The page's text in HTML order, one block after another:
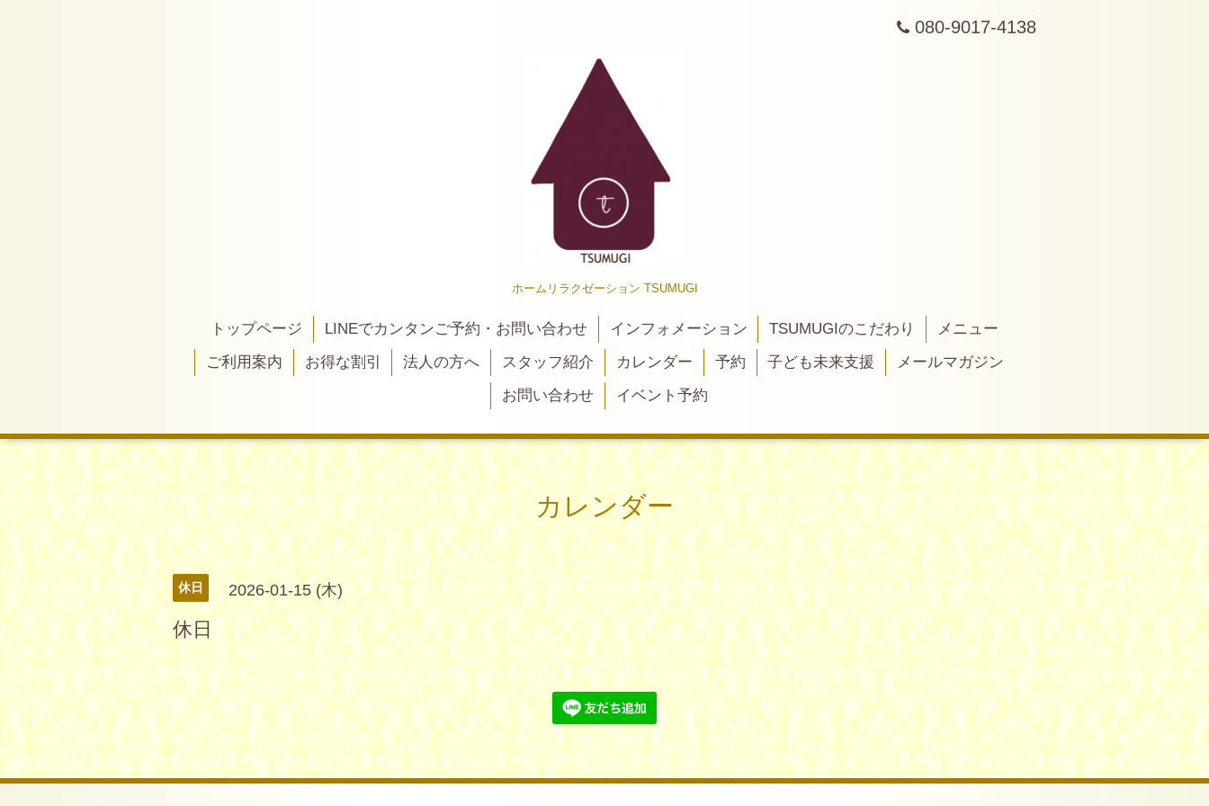
080-9017-4138
ホームリラクゼーション TSUMUGI
トップページ LINEでカンタンご予約・お問い合わせ インフォメーション TSUMUGIのこだわり
メニュー
ご利用案内
お得な割引 法人の方へ スタッフ紹介 カレンダー 予約 子ども未来支援
メールマガジン
お問い合わせ
イベント予約
カレンダー
休日 2026-01-15 (木)
休日